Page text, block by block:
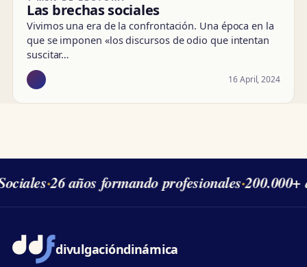
Las brechas sociales
Vivimos una era de la confrontación. Una época en la
que se imponen «los discursos de odio que intentan
suscitar…
16 April, 2024
·26 años formando profesionales·200.000+
divulgacióndinámica